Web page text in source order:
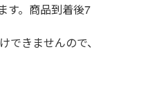
す。商品到着後7
きませんので、